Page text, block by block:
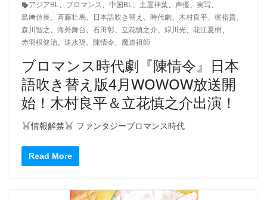
アジアBL、 ブロマンス、 中国BL、 土屋神葉、 声優、 実写、
島﨑信長、 斉藤壮馬、 日本語吹き替え 、 時代劇 、 木村良平、 梶裕貴、
森川智之 、 海外舞台、 石田彰、 立花慎之介、 緑川光、 花江夏樹、
赤羽根健治、 速水奨、 陳情令、 魔道祖師
ブロマンス時代劇『陳情令』日本
語吹き替え版4月WOWOW放送開
始！木村良平＆立花慎之介出演！
情報解禁 ファンタジーブロマンス時代
Read More